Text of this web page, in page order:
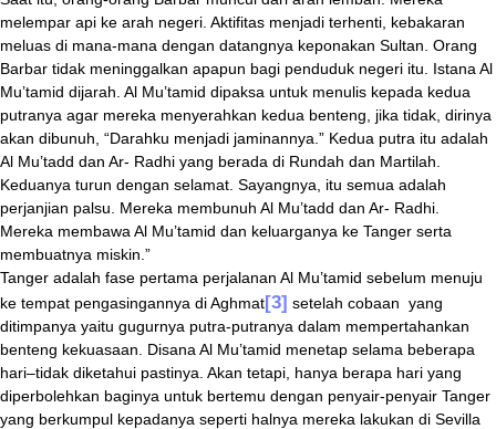
melempar api ke arah negeri. Aktifitas menjadi terhenti, kebakaran
meluas di mana-mana dengan datangnya keponakan Sultan. Orang
Barbar tidak meninggalkan apapun bagi penduduk negeri itu. Istana Al
Mu’tamid dijarah. Al Mu’tamid dipaksa untuk menulis kepada kedua
putranya agar mereka menyerahkan kedua benteng, jika tidak, dirinya
akan dibunuh, “Darahku menjadi jaminannya.” Kedua putra itu adalah
Al Mu’tadd dan Ar- Radhi yang berada di Rundah dan Martilah.
Keduanya turun dengan selamat. Sayangnya, itu semua adalah
perjanjian palsu. Mereka membunuh Al Mu’tadd dan Ar- Radhi.
Mereka membawa Al Mu’tamid dan keluarganya ke Tanger serta
membuatnya miskin.”
Tanger adalah fase pertama perjalanan Al Mu’tamid sebelum menuju
ke tempat pengasingannya di Aghmat[3] setelah cobaan yang
ditimpanya yaitu gugurnya putra-putranya dalam mempertahankan
benteng kekuasaan. Disana Al Mu’tamid menetap selama beberapa
hari–tidak diketahui pastinya. Akan tetapi, hanya berapa hari yang
diperbolehkan baginya untuk bertemu dengan penyair-penyair Tanger
yang berkumpul kepadanya seperti halnya mereka lakukan di Sevilla